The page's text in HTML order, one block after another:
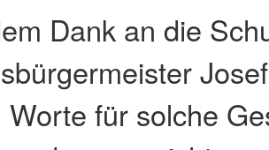
Dank an die
Worte für solche